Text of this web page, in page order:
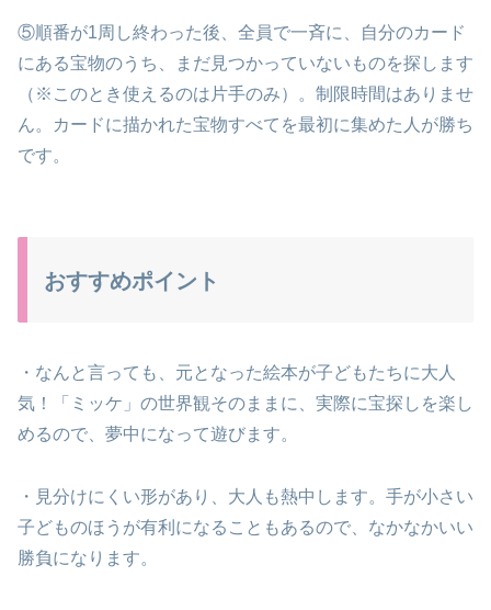
⑤順番が1周し終わった後、全員で一斉に、自分のカード
にある宝物のうち、まだ見つかっていないものを探します
（※このとき使えるのは片手のみ）。制限時間はありませ
ん。カードに描かれた宝物すべてを最初に集めた人が勝ち
です。
おすすめポイント
・なんと言っても、元となった絵本が子どもたちに大人
気！「ミッケ」の世界観そのままに、実際に宝探しを楽し
めるので、夢中になって遊びます。
・見分けにくい形があり、大人も熱中します。手が小さい
子どものほうが有利になることもあるので、なかなかいい
勝負になります。